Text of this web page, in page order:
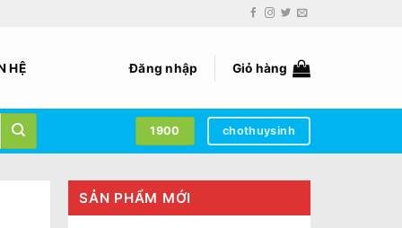
HỆ Đăng nhập Giỏ hàng
1900 chothuysinh
SẢN PHẨM MỚI